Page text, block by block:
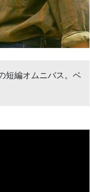
短編オムニバス。ベ